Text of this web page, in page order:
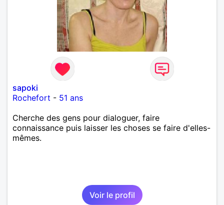
sapoki
Rochefort - 51 ans
Cherche des gens pour dialoguer, faire
connaissance puis laisser les choses se faire d'elles-
mêmes.
Voir le profil